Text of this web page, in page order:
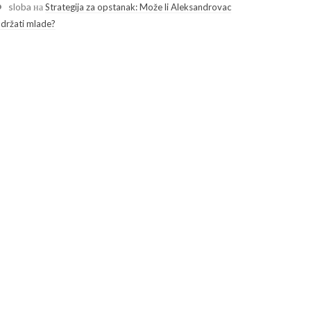
sloba наStrategija za opstanak: Može li Aleksandrovac
mlade?